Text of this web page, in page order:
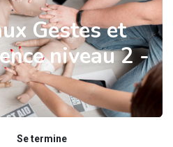
Gestes et
niveau 2 -
Se termine